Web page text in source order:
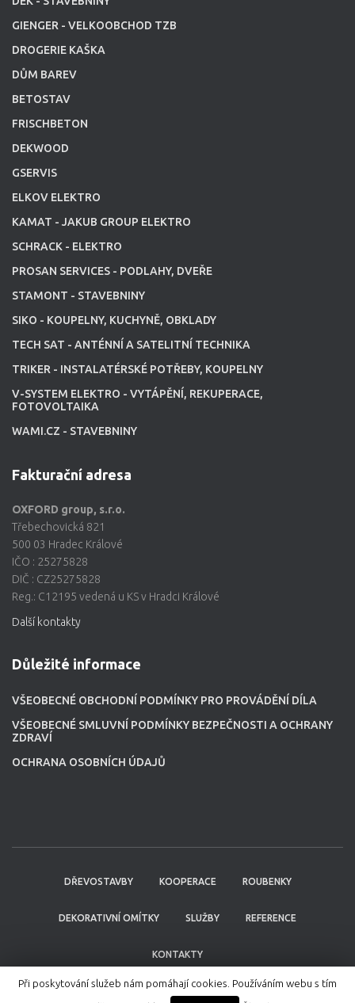
GIENGER - VELKOOBCHOD TZB
DROGERIE KAŠKA
DŮM BAREV
BETOSTAV
FRISCHBETON
DEKWOOD
GSERVIS
ELKOV ELEKTRO
KAMAT - JAKUB GROUP ELEKTRO
SCHRACK - ELEKTRO
PROSAN SERVICES - PODLAHY, DVEŘE
STAMONT - STAVEBNINY
SIKO - KOUPELNY, KUCHYNĚ, OBKLADY
TECH SAT - ANTÉNNÍ A SATELITNÍ TECHNIKA
TRIKER - INSTALATÉRSKÉ POTŘEBY, KOUPELNY
V-SYSTEM ELEKTRO - VYTÁPĚNÍ, REKUPERACE,
FOTOVOLTAIKA
WAMI.CZ - STAVEBNINY
Fakturační adresa
OXFORD group, s.r.o.
Třebechovická 821
500 03 Hradec Králové
IČO : 25275828
DIČ : CZ25275828
Reg.: C12195 vedená u KS v Hradci Králové
Další kontakty
Důležité informace
VŠEOBECNÉ OBCHODNÍ PODMÍNKY PRO PROVÁDĚNÍ DÍLA
VŠEOBECNÉ SMLUVNÍ PODMÍNKY BEZPEČNOSTI A OCHRANY
ZDRAVÍ
OCHRANA OSOBNÍCH ÚDAJŮ
DŘEVOSTAVBY KOOPERACE ROUBENKY
DEKORATIVNÍ OMÍTKY SLUŽBY REFERENCE
KONTAKTY
Webdesign: Martin Knapovský
Při poskytování služeb nám pomáhají cookies. Používáním webu s tím